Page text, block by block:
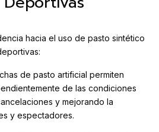
hacia el uso de pasto sintético
de pasto artificial permiten
de las condiciones
y mejorando la
y espectadores.